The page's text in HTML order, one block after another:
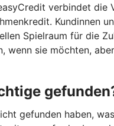
verbindet die
Kundinnen
Spielraum für die
wenn sie möchten,
gefunden haben,